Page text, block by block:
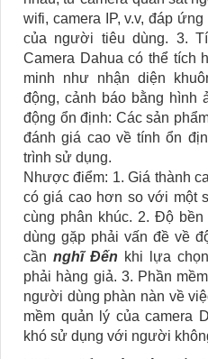
wifi, camera IP, v.v, đáp
của người tiêu dùng. 3.
Camera Dahua có thể tích
minh như nhận diện
động, cảnh báo bằng hình
động ổn định: Các sản
đánh giá cao về tính ổn
trình sử dụng.
Nhược điểm: 1. Giá thành
có giá cao hơn so với một
cùng phân khúc. 2. Độ
dùng gặp phải vấn đề về
cần nghĩ Đến khi lựa
phải hàng giả. 3. Phần
người dùng phàn nàn về
mềm quản lý của camera
khó sử dụng với người